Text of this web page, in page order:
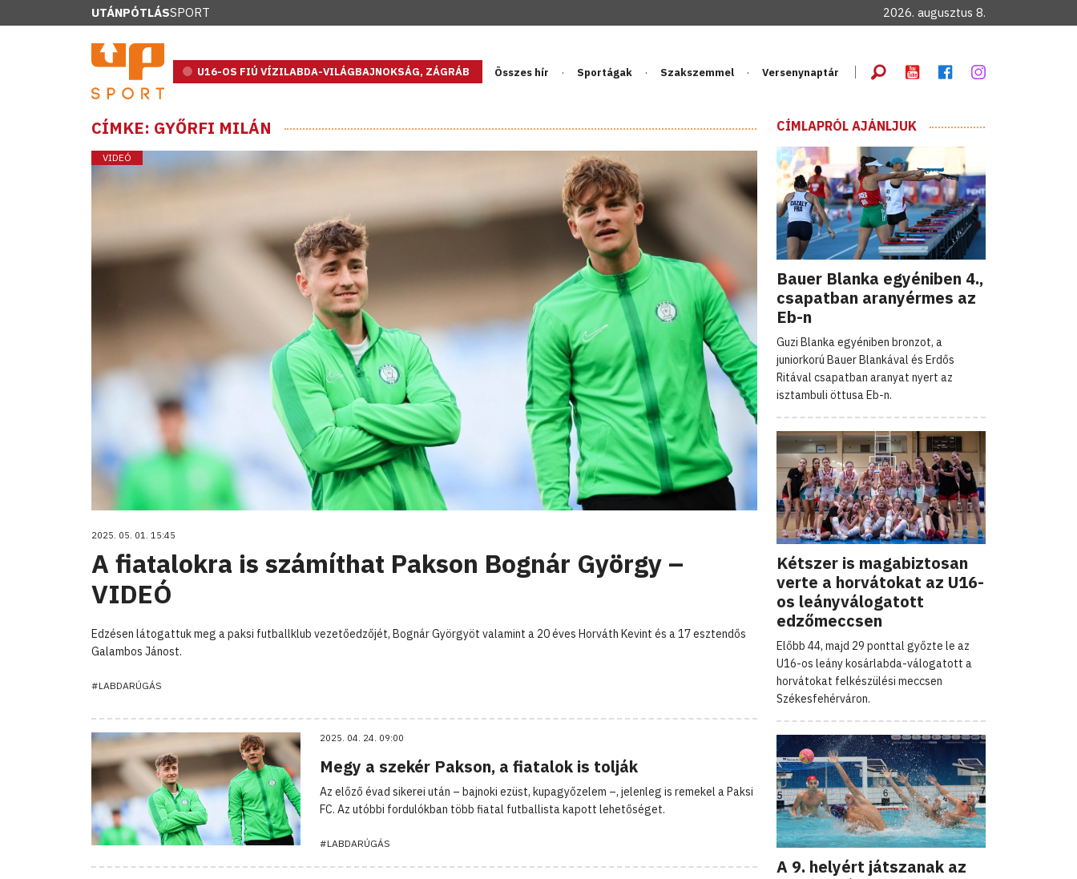
UTÁNPÓTLÁSSPORT 2026. augusztus 8.
U16-OS FIÚ VÍZILABDA-VILÁGBAJNOKSÁG, ZÁGRÁB Összes hír Sportágak Szakszemmel Versenynaptár
CÍMKE: GYŐRFI MILÁN
VIDEÓ
2025. 05. 01. 15:45
A fiatalokra is számíthat Pakson Bognár György –
VIDEÓ
Edzésen látogattuk meg a paksi futballklub vezetőedzőjét, Bognár Györgyöt valamint a 20 éves Horváth Kevint és a 17 esztendős
Galambos Jánost.
#LABDARÚGÁS
2025. 04. 24. 09:00
Megy a szekér Pakson, a fiatalok is tolják
Az előző évad sikerei után – bajnoki ezüst, kupagyőzelem –, jelenleg is remekel a Paksi
FC. Az utóbbi fordulókban több fiatal futballista kapott lehetőséget.
#LABDARÚGÁS
CÍMLAPRÓL AJÁNLJUK
Bauer Blanka egyéniben 4.,
csapatban aranyérmes az
Eb-n
Guzi Blanka egyéniben bronzot, a
juniorkorú Bauer Blankával és Erdős
Ritával csapatban aranyat nyert az
isztambuli öttusa Eb-n.
Kétszer is magabiztosan
verte a horvátokat az U16-
os leányválogatott
edzőmeccsen
Előbb 44, majd 29 ponttal győzte le az
U16-os leány kosárlabda-válogatott a
horvátokat felkészülési meccsen
Székesfehérváron.
A 9. helyért játszanak az